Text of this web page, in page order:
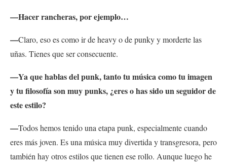
—Hacer rancheras, por ejemplo…
—Claro, eso es como ir de heavy o de punky y morderte las
uñas. Tienes que ser consecuente.
—Ya que hablas del punk, tanto tu música como tu imagen
y tu filosofía son muy punks, ¿eres o has sido un seguidor de
este estilo?
—Todos hemos tenido una etapa punk, especialmente cuando
eres más joven. Es una música muy divertida y transgresora, pero
también hay otros estilos que tienen ese rollo. Aunque luego he